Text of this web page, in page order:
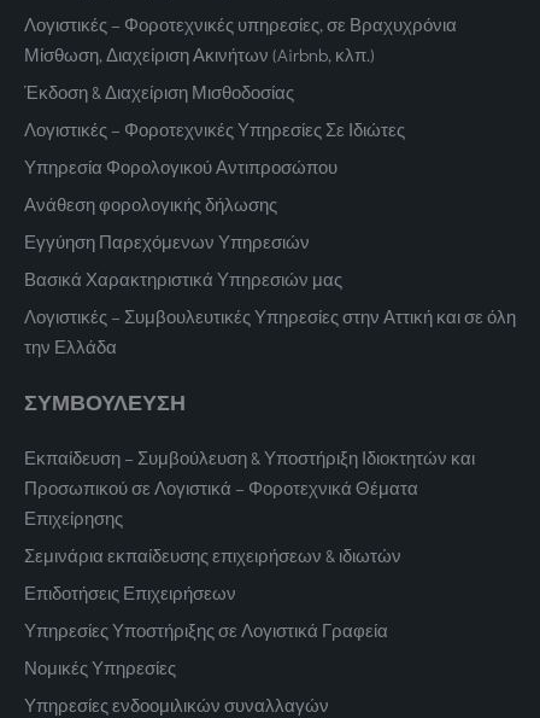
Λογιστικές – Φοροτεχνικές υπηρεσίες, σε Βραχυχρόνια
Μίσθωση, Διαχείριση Ακινήτων (Airbnb, κλπ.)
Έκδοση & Διαχείριση Μισθοδοσίας
Λογιστικές – Φοροτεχνικές Υπηρεσίες Σε Ιδιώτες
Υπηρεσία Φορολογικού Αντιπροσώπου
Ανάθεση φορολογικής δήλωσης
Εγγύηση Παρεχόμενων Υπηρεσιών
Βασικά Χαρακτηριστικά Υπηρεσιών μας
Λογιστικές – Συμβουλευτικές Υπηρεσίες στην Αττική και σε όλη
την Ελλάδα
ΣΥΜΒΟΥΛΕΥΣΗ
Εκπαίδευση – Συμβούλευση & Υποστήριξη Ιδιοκτητών και
Προσωπικού σε Λογιστικά – Φοροτεχνικά Θέματα
Επιχείρησης
Σεμινάρια εκπαίδευσης επιχειρήσεων & ιδιωτών
Επιδοτήσεις Επιχειρήσεων
Υπηρεσίες Υποστήριξης σε Λογιστικά Γραφεία
Νομικές Υπηρεσίες
Υπηρεσίες ενδοομιλικών συναλλαγών